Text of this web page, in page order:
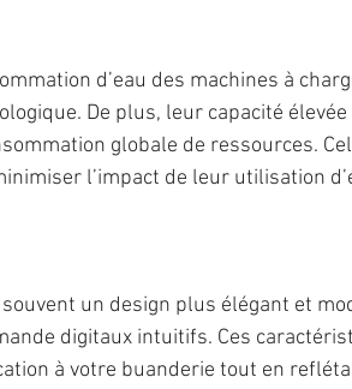
d’eau des machines à
De plus, leur capacité
globale de ressources.
l’impact de leur utilisation
un design plus élégant et
digitaux intuitifs. Ces
à votre buanderie tout en